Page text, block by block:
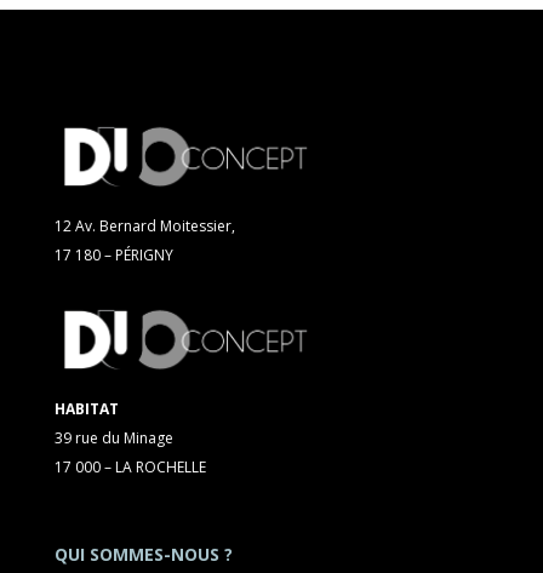
12 Av. Bernard Moitessier,
17 180 – PÉRIGNY
HABITAT
39 rue du Minage
17 000 – LA ROCHELLE
QUI SOMMES-NOUS ?